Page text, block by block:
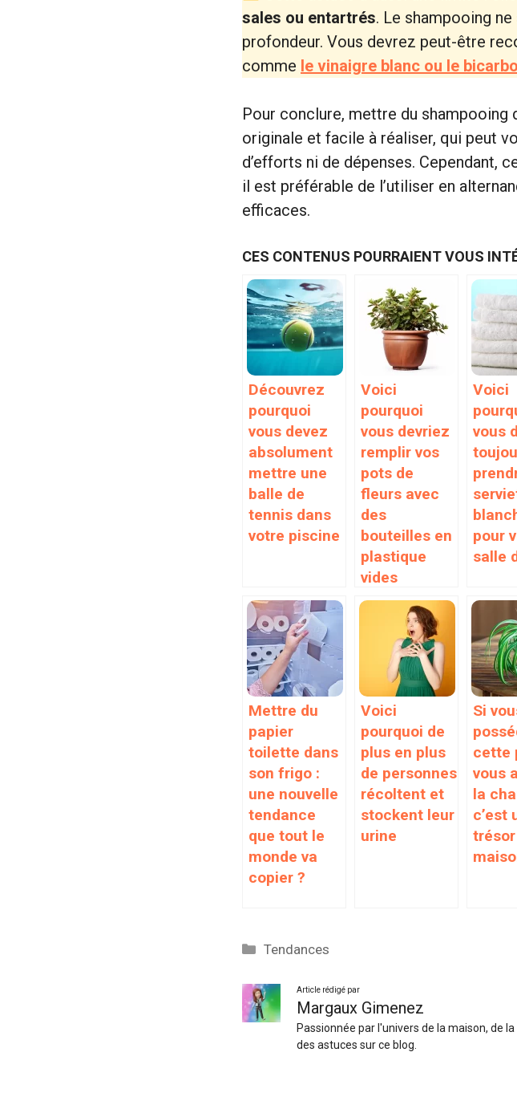
sales ou entartrés. Le shampooing
profondeur. Vous devrez peut-être
comme le vinaigre blanc ou le
Pour conclure, mettre du shampooing
originale et facile à réaliser, qui peut
d’efforts ni de dépenses. Cependant,
il est préférable de l’utiliser en
efficaces.
CES CONTENUS POURRAIENT VOUS
Découvrez
pourquoi
vous devez
absolument
mettre une
balle de
tennis dans
votre piscine
Voici
pourquoi
vous devriez
remplir vos
pots de
fleurs avec
des
bouteilles en
plastique
vides
Voici
vous
pour
salle
Mettre du
papier
toilette dans
son frigo :
une nouvelle
tendance
que tout le
monde va
copier ?
Voici
pourquoi de
plus en plus
de personnes
récoltent et
stockent leur
urine
Si
cette
vous
la
c’est
Catégories
Tendances
Article rédigé par
Margaux Gimenez
Passionnée par l'univers de la maison, de
des astuces sur ce blog.